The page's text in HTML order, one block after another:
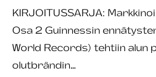
KIRJOITUSSARJA:
Osa 2 Guinnessin
World Records) tehtiin alun
olutbrändin…